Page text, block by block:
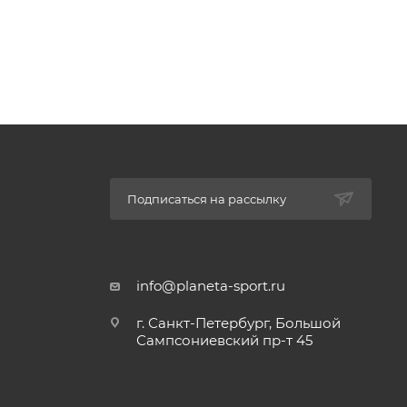
DWR
Подписаться на рассылку
info@planeta-sport.ru
г. Санкт-Петербург, Большой
Сампсониевский пр-т 45